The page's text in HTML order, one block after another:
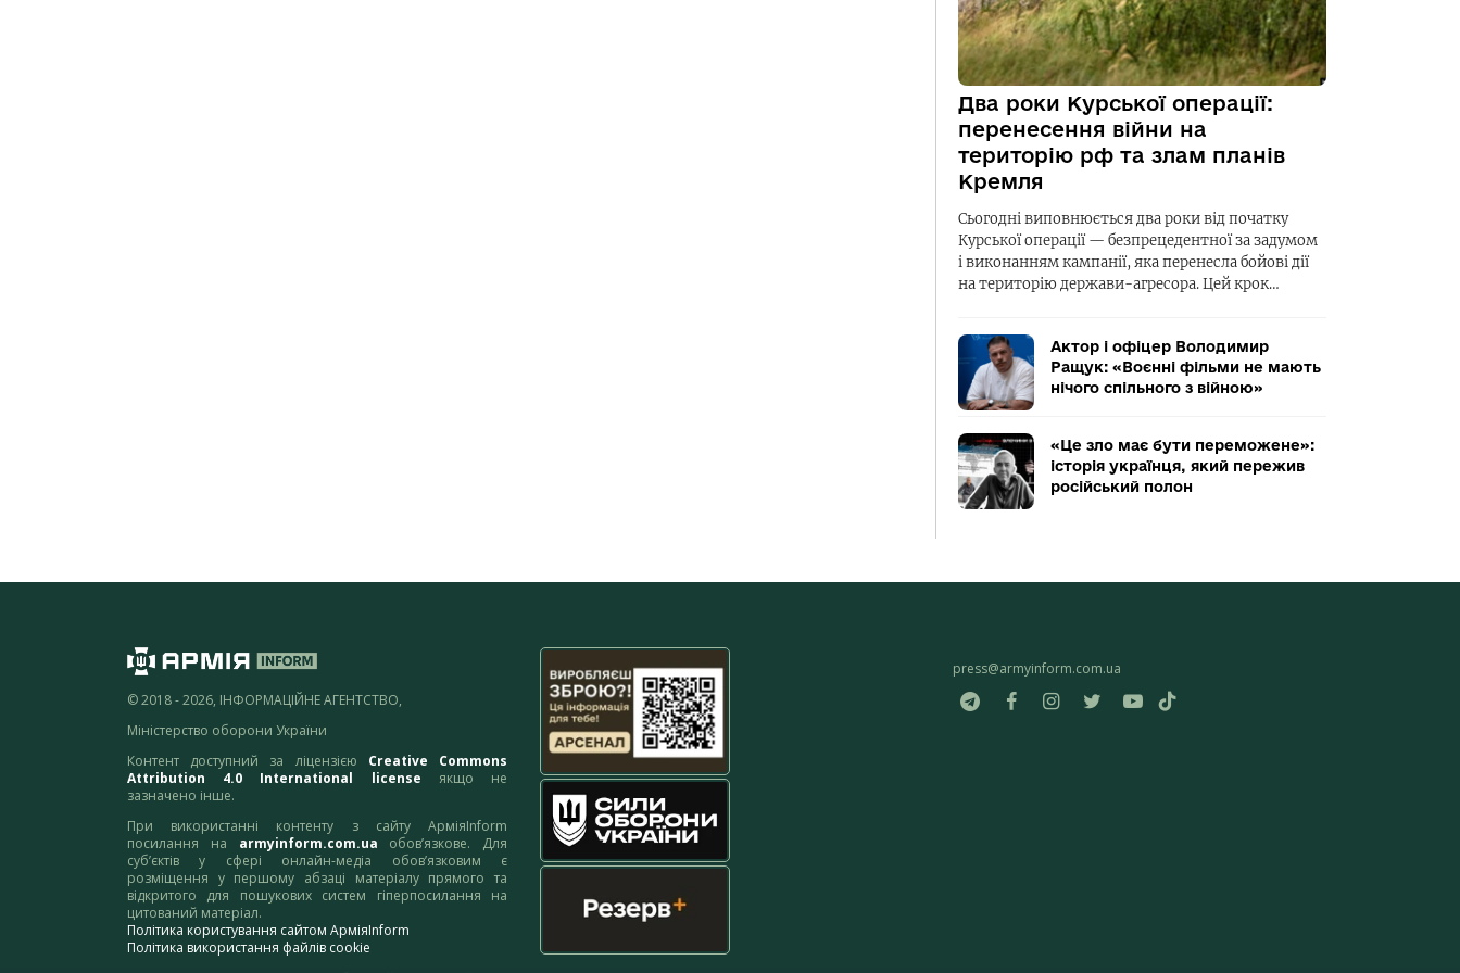
Два роки Курської операції:
перенесення війни на
територію рф та злам планів
Кремля
Сьогодні виповнюється два роки від початку
Курської операції — безпрецедентної за задумом
і виконанням кампанії, яка перенесла бойові дії
на територію держави-агресора. Цей крок…
Актор і офіцер Володимир
Ращук: «Воєнні фільми не мають
нічого спільного з війною»
«Це зло має бути переможене»:
історія українця, який пережив
російський полон
© 2018 - 2026, ІНФОРМАЦІЙНЕ АГЕНТСТВО,
Міністерство оборони України
Контент доступний за ліцензією Creative Commons
Attribution 4.0 International license якщо не
зазначено інше.
При використанні контенту з сайту АрміяInform
посилання на armyinform.com.ua обов’язкове. Для
суб’єктів у сфері онлайн-медіа обов’язковим є
розміщення у першому абзаці матеріалу прямого та
відкритого для пошукових систем гіперпосилання на
цитований матеріал.
Політика користування сайтом АрміяInform
Політика використання файлів cookie
press@armyinform.com.ua